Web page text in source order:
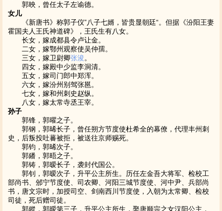
郭映，曾任太子左谕德。
女儿
《新唐书》称郭子仪”八子七婿，皆贵显朝廷“。但据《汾阳王妻
霍国夫人王氏神道碑》，王氏生有八女。
长女，嫁成都县令卢让金。
二女，嫁鄂州观察使吴仲孺。
三女，嫁卫尉卿张浚。
四女，嫁殿中少监李洞清。
五女，嫁司门郎中郑浑。
六女，嫁汾州别驾张邕。
七女，嫁和州刺史赵纵。
八女，嫁太常寺丞王宰。
孙子
郭锋，郭曜之子。
郭钢，郭晞长子，曾任朔方节度使杜希全的幕僚，代理丰州刺
史，后叛投吐蕃被拒，被送往京师赐死。
郭钧，郭晞次子。
郭鐇，郭晤之子。
郭铸，郭暧长子，袭封代国公。
郭钊，郭暧次子，升平公主所生。历任左金吾大将军、检校工
部尚书、邠宁节度使、司农卿、河阳三城节度使、河中尹、兵部尚
书，唐文宗时，加授司空、剑南西川节度使，入朝为太常卿、检校
司徒，死后赠司徒。
郭鏦，郭暧第三子，升平公主所生，娶唐顺宗之女汉阳公主，